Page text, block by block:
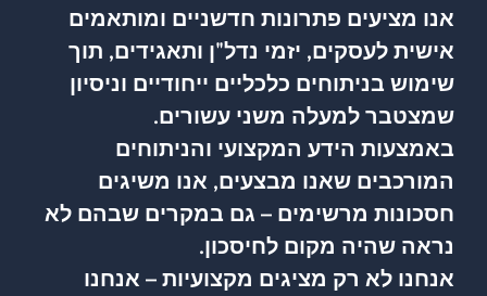
אנו מציעים פתרונות חדשניים ומותאמים
אישית לעסקים, יזמי נדל"ן ותאגידים, תוך
שימוש בניתוחים כלכליים ייחודיים וניסיון
שמצטבר למעלה משני עשורים.
באמצעות הידע המקצועי והניתוחים
המורכבים שאנו מבצעים, אנו משיגים
חסכונות מרשימים – גם במקרים שבהם לא
נראה שהיה מקום לחיסכון.
אנחנו לא רק מציגים מקצועיות – אנחנו